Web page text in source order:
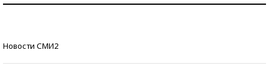
Новости СМИ2